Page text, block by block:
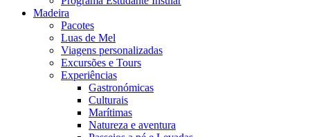
Madeira
Pacotes
Luas de Mel
Viagens personalizadas
Excursões e Tours
Experiências
Gastronómicas
Culturais
Marítimas
Natureza e aventura